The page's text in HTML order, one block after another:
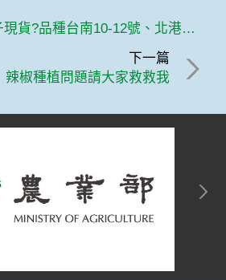
誰有花生種子現貨?品種台南10-12號、北港10-12號
下一篇
辣椒種植問題請大家救救我